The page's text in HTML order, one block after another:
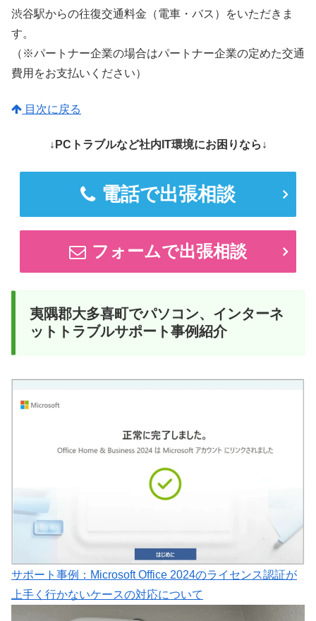
渋谷駅からの往復交通料金（電車・バス）をいただきま
す。
（※パートナー企業の場合はパートナー企業の定めた交通
費用をお支払いください）
目次に戻る
↓PCトラブルなど社内IT環境にお困りなら↓
電話で出張相談
フォームで出張相談
夷隅郡大多喜町でパソコン、インターネ
ットトラブルサポート事例紹介
サポート事例：Microsoft Office 2024のライセンス認証が
上手く行かないケースの対応について